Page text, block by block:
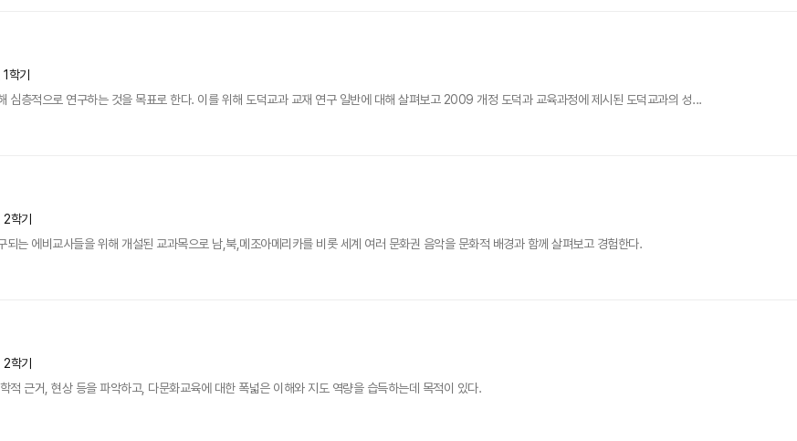
학기
심층적으로 연구하는 것을 목표로 한다. 이를 위해 도덕교과 교재 연구 일반에 대해 살펴보고 2009 개정 도덕과 교육과정에 제시된 도덕교과의 성...
학기
되는 에비교사들을 위해 개설된 교과목으로 남,북,메조아메리카를 비롯 세계 여러 문화권 음악을 문화적 배경과 함께 살펴보고 경험한다.
학기
적 근거, 현상 등을 파악하고, 다문화교육에 대한 폭넓은 이해와 지도 역량을 습득하는데 목적이 있다.